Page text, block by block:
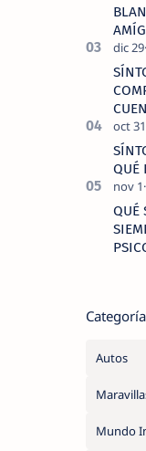
QUÉ
QUÉ
Autos